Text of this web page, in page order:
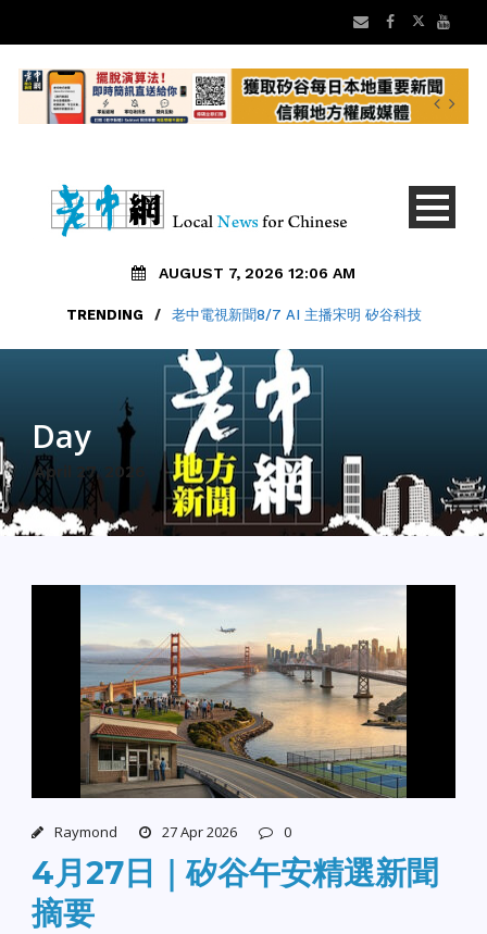
AUGUST 7, 2026 12:06 AM
TRENDING / 老中電視新聞8/7 AI 主播宋明 矽谷科技
Day
April 27, 2026
Raymond 27 Apr 2026 0
4月27日｜矽谷午安精選新聞
摘要